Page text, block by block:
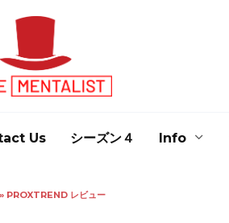
Us シーズン４ Info
» PROXTREND レビュー